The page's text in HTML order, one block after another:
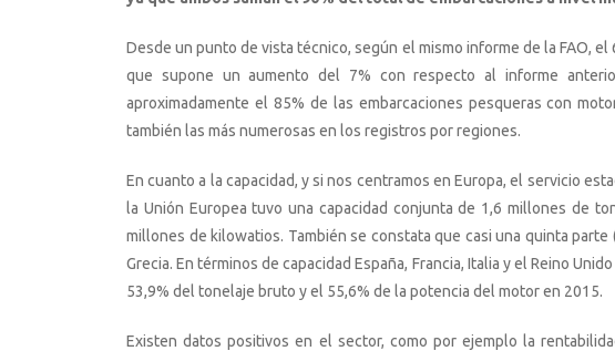
Desde un punto de vista técnico, según el mismo informe de la FAO,
que supone un aumento del 7% con respecto al informe
aproximadamente el 85% de las embarcaciones pesqueras con
también las más numerosas en los registros por regiones.
En cuanto a la capacidad, y si nos centramos en Europa, el servicio
la Unión Europea tuvo una capacidad conjunta de 1,6 millones de
millones de kilowatios. También se constata que casi una quinta
Grecia. En términos de capacidad España, Francia, Italia y el Reino
53,9% del tonelaje bruto y el 55,6% de la potencia del motor en 2015.
Existen datos positivos en el sector, como por ejemplo la